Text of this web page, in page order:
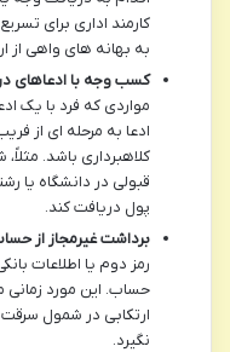
کارمند اداری برای
به بهانه های واهی از
کسب وجه با ادعاهای
مواردی که فرد با یک
ادعا به مرحله ای از
کلاهبرداری باشد.
قبولی در دانشگاه یا
پول دریافت کند.
برداشت غیرمجاز از
رمز دوم یا اطلاعات
حساب. این مورد
ارتکابی در شمول سرقت
نگیرد.